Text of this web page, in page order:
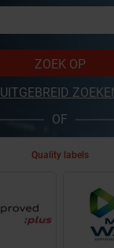
ZOEK OP
UITGEBREID
OF
Quality labels